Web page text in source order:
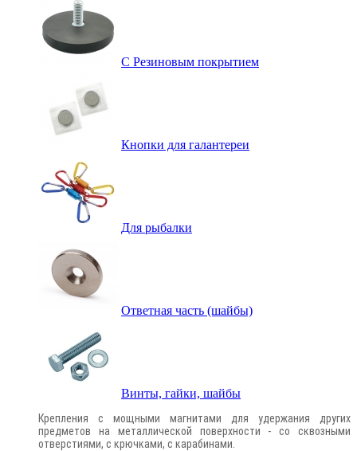
С Резиновым покрытием
Кнопки для галантереи
Для рыбалки
Ответная часть (шайбы)
Винты, гайки, шайбы
Крепления с мощными магнитами для удержания других
предметов на металлической поверхности - со сквозными
отверстиями, с крючками, с карабинами.